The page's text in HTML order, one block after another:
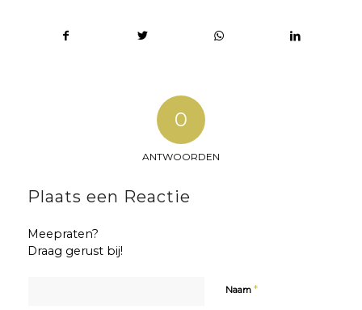
0
ANTWOORDEN
Plaats een Reactie
Meepraten?
Draag gerust bij!
Naam *